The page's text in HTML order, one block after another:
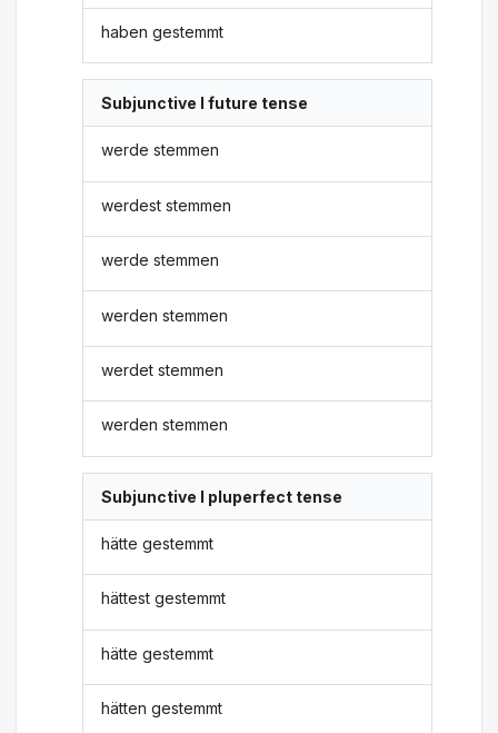
haben gestemmt
Subjunctive I future tense
werde stemmen
werdest stemmen
werde stemmen
werden stemmen
werdet stemmen
werden stemmen
Subjunctive I pluperfect tense
hätte gestemmt
hättest gestemmt
hätte gestemmt
hätten gestemmt